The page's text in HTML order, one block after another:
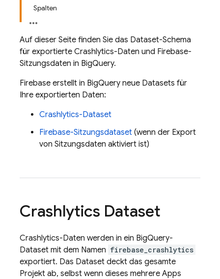
Spalten
Auf dieser Seite finden Sie das Dataset-Schema
für exportierte Crashlytics-Daten und Firebase-
Sitzungsdaten in BigQuery.
Firebase erstellt in BigQuery neue Datasets für
Ihre exportierten Daten:
Crashlytics-Dataset
Firebase-Sitzungsdataset (wenn der Export
von Sitzungsdaten aktiviert ist)
Crashlytics Dataset
Crashlytics-Daten werden in ein BigQuery-
Dataset mit dem Namen firebase_crashlytics
exportiert. Das Dataset deckt das gesamte
Projekt ab, selbst wenn dieses mehrere Apps